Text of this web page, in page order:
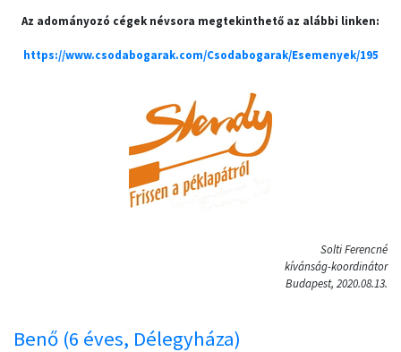
Az adományozó cégek névsora megtekinthető az alábbi linken:
https://www.csodabogarak.com/Csodabogarak/Esemenyek/195
Solti Ferencné
kívánság-koordinátor
Budapest, 2020.08.13.
Benő (6 éves, Délegyháza)